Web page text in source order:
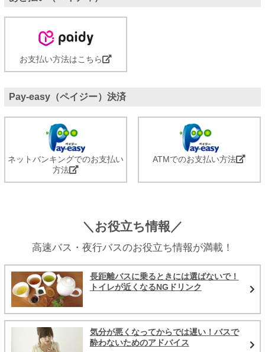
お支払い方法はこちら
Pay-easy（ペイジー）決済
ネットバンキングでのお支払い
方法
ATMでのお支払い方法
＼お役立ち情報／
高速バス・夜行バスのお役立ち情報が満載！
長距離バスに乗るときには選ばないで！
トイレが近くなるNGドリンク
気分が悪くなってからでは遅い！バスで
酔わないためのアドバイス